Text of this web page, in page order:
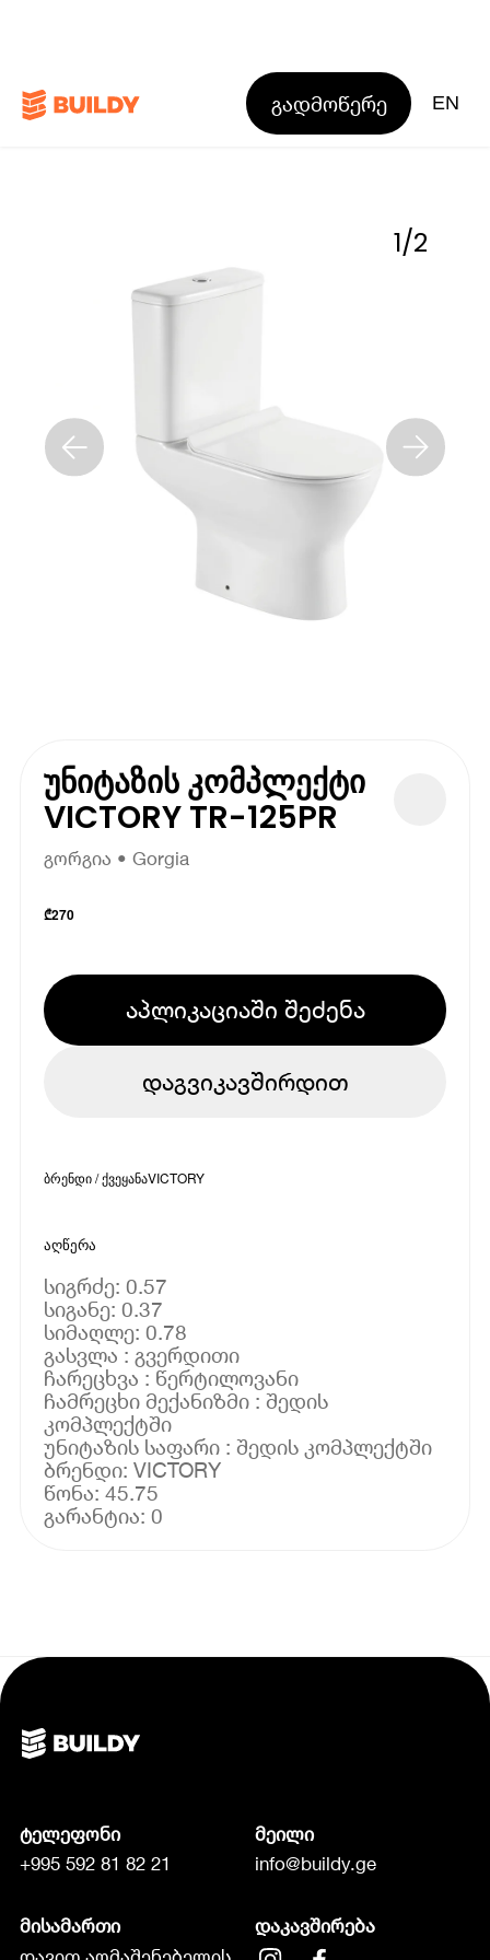
გადმოწერე EN
1/2
უნიტაზის კომპლექტი
VICTORY TR-125PR
გორგია • Gorgia
₾270
აპლიკაციაში შეძენა
დაგვიკავშირდით
ბრენდი / ქვეყანაVICTORY
აღწერა
სიგრძე: 0.57
სიგანე: 0.37
სიმაღლე: 0.78
გასვლა : გვერდითი
ჩარეცხვა : წერტილოვანი
ჩამრეცხი მექანიზმი : შედის
კომპლექტში
უნიტაზის საფარი : შედის კომპლექტში
ბრენდი: VICTORY
წონა: 45.75
ტელეფონი
+995 592 81 82 21
მეილი
info@buildy.ge
მისამართი
დაკავშირება